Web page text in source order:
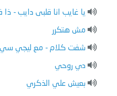
يا غايب انا قلبى دايب - ذا
مش هتكرر
شفت كلام - مع ليجي سي
دي روحي
بعيش علي الذكري